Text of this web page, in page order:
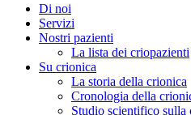
Di noi
Servizi
Nostri pazienti
La lista dei criopazienti
Su crionica
La storia della crionica
Сronologia della
Studio scientifico sulla